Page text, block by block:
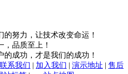
努力，让技术改变命运！
品质至上！
成功，才是我们的成功！
联系我们 | 加入我们 | 演示地址 | 售后